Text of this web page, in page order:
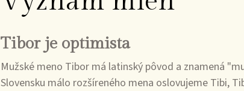
Tibor je optimista
Mužské meno Tibor má latinský pôvod a znamená
Slovensku málo rozšíreného mena oslovujeme Tibi,